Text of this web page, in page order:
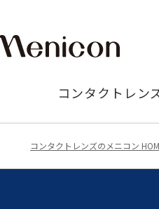
コンタクトレン
コンタクトレンズのメニコン